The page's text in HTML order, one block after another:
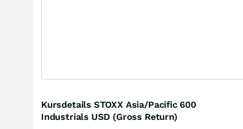
Kursdetails STOXX Asia/Pacific 600
Industrials USD (Gross Return)